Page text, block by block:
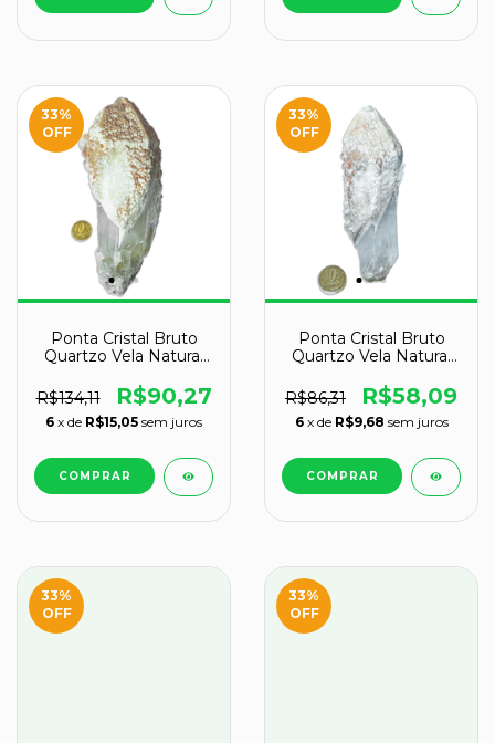
33%
OFF
Ponta Cristal Bruto
Quartzo Vela Natural
781 g
R$134,11 R$90,27
6 x de R$15,05 sem juros
33%
OFF
Ponta Cristal Bruto
Quartzo Vela Natural
242 g
R$86,31 R$58,09
6 x de R$9,68 sem juros
33%
OFF
33%
OFF